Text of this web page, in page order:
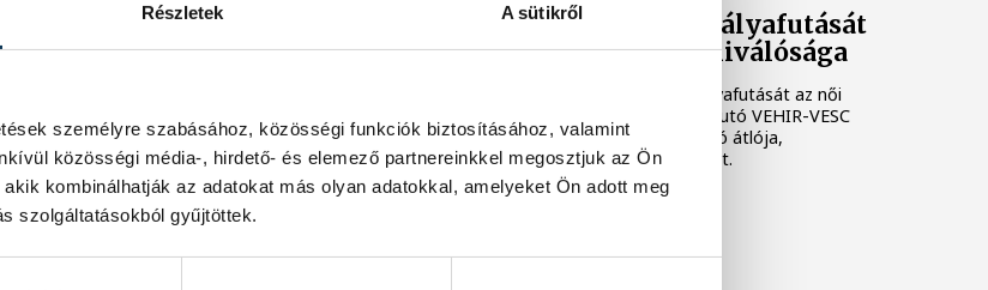
Részletek A sütikről
személyre szabásához, közösségi funkciók biztosításához, valamint
közösségi média-, hirdető- és elemező partnereinkkel megosztjuk az Ön
kombinálhatják az adatokat más olyan adatokkal, amelyeket Ön adott meg
szolgáltatásokból gyűjtöttek.
Befejezi aktív pályafutását
a VEHIR-VESC kiválósága
Befejezi aktív játékospályafutását az női
röplabda extraligába feljutó VEHIR-VESC
korábbi válogatott feladó átlója,
Szerencsés-Miklai Zsanett.